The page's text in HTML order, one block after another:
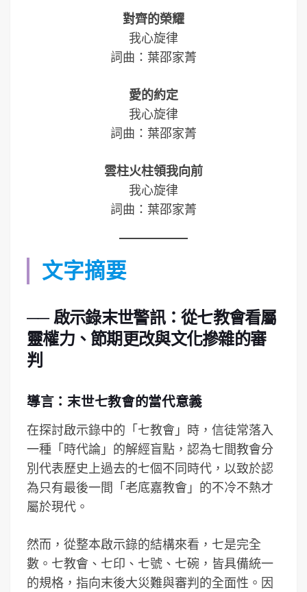
對齊的榮耀
我心旋律
詞曲：葉邵家菁
愛的約定
我心旋律
詞曲：葉邵家菁
雲柱火柱領我向前
我心旋律
詞曲：葉邵家菁
文字摘要
── 啟示錄末世警訊：從七教會看屬
靈權力、節期更改與文化摻雜的審
判
導言：末世七教會的當代意義
在探討啟示錄中的「七教會」時，信徒常落入
一種「時代論」的解經盲點，認為七間教會分
別代表歷史上過去的七個不同時代，以致於認
為只有最後一間「老底嘉教會」的不冷不熱才
屬於現代。
然而，從整本啟示錄的結構來看，七是完全
數。七教會、七印、七號、七碗，皆具備統一
的規格，指向末後大災難與審判的全面性。因